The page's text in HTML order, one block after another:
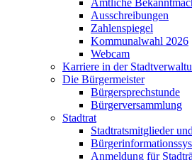
Amtliche
Ausschreibungen
Zahlenspiegel
Kommunalwahl 2026
Webcam
Karriere in der
Die Bürgermeister
Bürgersprechstunde
Bürgerversammlung
Stadtrat
Stadtratsmitglieder
Anmeldung für